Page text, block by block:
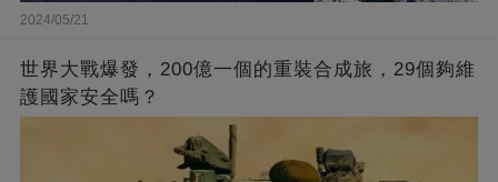
2024/05/21
世界大戰爆發，200億一個的重裝合成旅，29個夠維
護國家安全嗎？